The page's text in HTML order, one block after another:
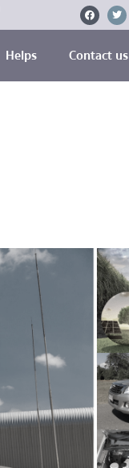
Helps Contact us